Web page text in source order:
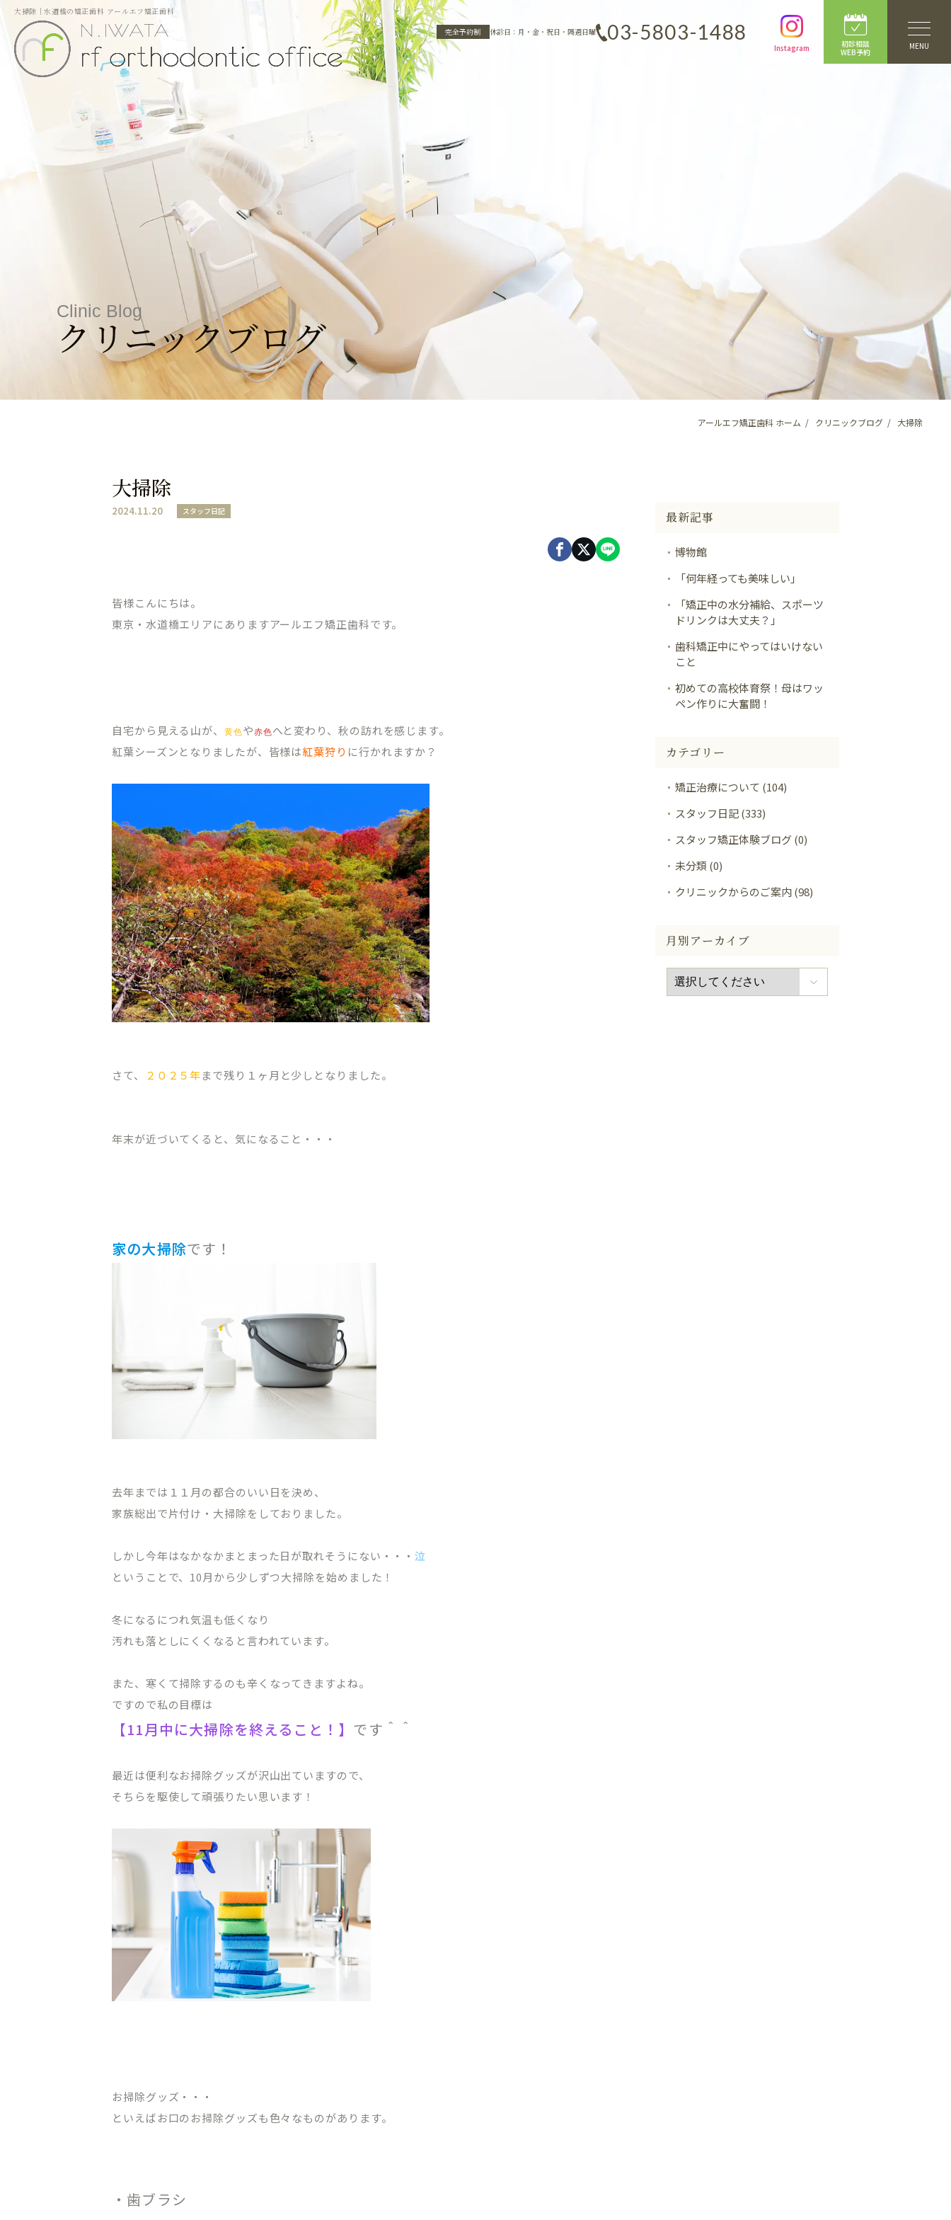
大掃除｜水道橋の矯正歯科 アールエフ矯正歯科
完全予約制
休診日：月・金・祝日・隔週日曜 03-5803-1488
Instagram
初診相談
WEB予約
MENU
Clinic Blog
クリニックブログ
アールエフ矯正歯科 ホーム クリニックブログ 大掃除
大掃除
2024.11.20 スタッフ日記
皆様こんにちは。
東京・水道橋エリアにありますアールエフ矯正歯科です。
自宅から見える山が、 黄色や赤色へと変わり、秋の訪れを感じます。
紅葉シーズンとなりましたが、皆様は紅葉狩り に行かれますか？
さて、 ２０２５年まで残り１ヶ月と少しとなりました。
年末が近づいてくると、気になること・・・
家の大掃除です！
去年までは１１月の都合のいい日を決め、
家族総出で片付け・大掃除をしておりました。
しかし今年はなかなかまとまった日が取れそうにない・・・泣
ということで、10月から少しずつ大掃除を始めました！
冬になるにつれ気温も低くなり
汚れも落としにくくなると言われています。
また、寒くて掃除するのも辛くなってきますよね。
ですので私の目標は
【11月中に大掃除を終えること！】 です＾＾
最近は便利なお掃除グッズが沢山出ていますので、
そちらを駆使して頑張りたい思います！
お掃除グッズ・・・
といえばお口のお掃除グッズも色々なものがあります。
・歯ブラシ
最新記事
博物館
「何年経っても美味しい」
「矯正中の水分補給、スポーツ
ドリンクは大丈夫？」
歯科矯正中にやってはいけない
こと
初めての高校体育祭！母はワッ
ペン作りに大奮闘！
カテゴリー
矯正治療について (104)
スタッフ日記 (333)
スタッフ矯正体験ブログ (0)
未分類 (0)
クリニックからのご案内 (98)
月別アーカイブ
［平日］10:00～13:30、15:00～18:30/［土日］9:00～17:30
［休診日］月・金・祝日・隔週日曜